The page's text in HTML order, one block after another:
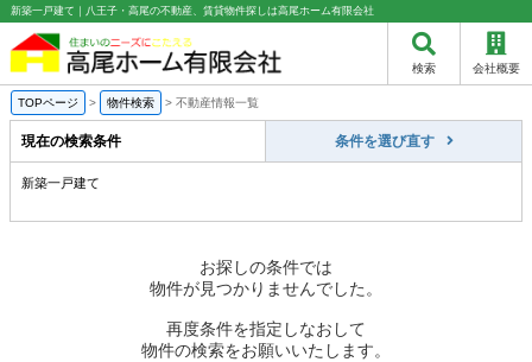
新築一戸建て｜八王子・高尾の不動産、賃貸物件探しは高尾ホーム有限会社
検索 会社概要
TOPページ > 物件検索 > 不動産情報一覧
現在の検索条件 条件を選び直す
新築一戸建て
お探しの条件では
物件が見つかりませんでした。
再度条件を指定しなおして
物件の検索をお願いいたします。